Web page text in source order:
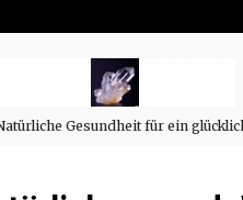
Gesundheit für ein